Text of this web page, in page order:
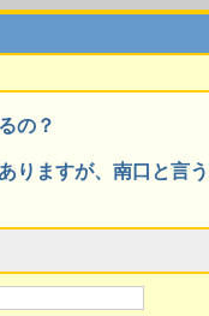
の？
りますが、南口と言